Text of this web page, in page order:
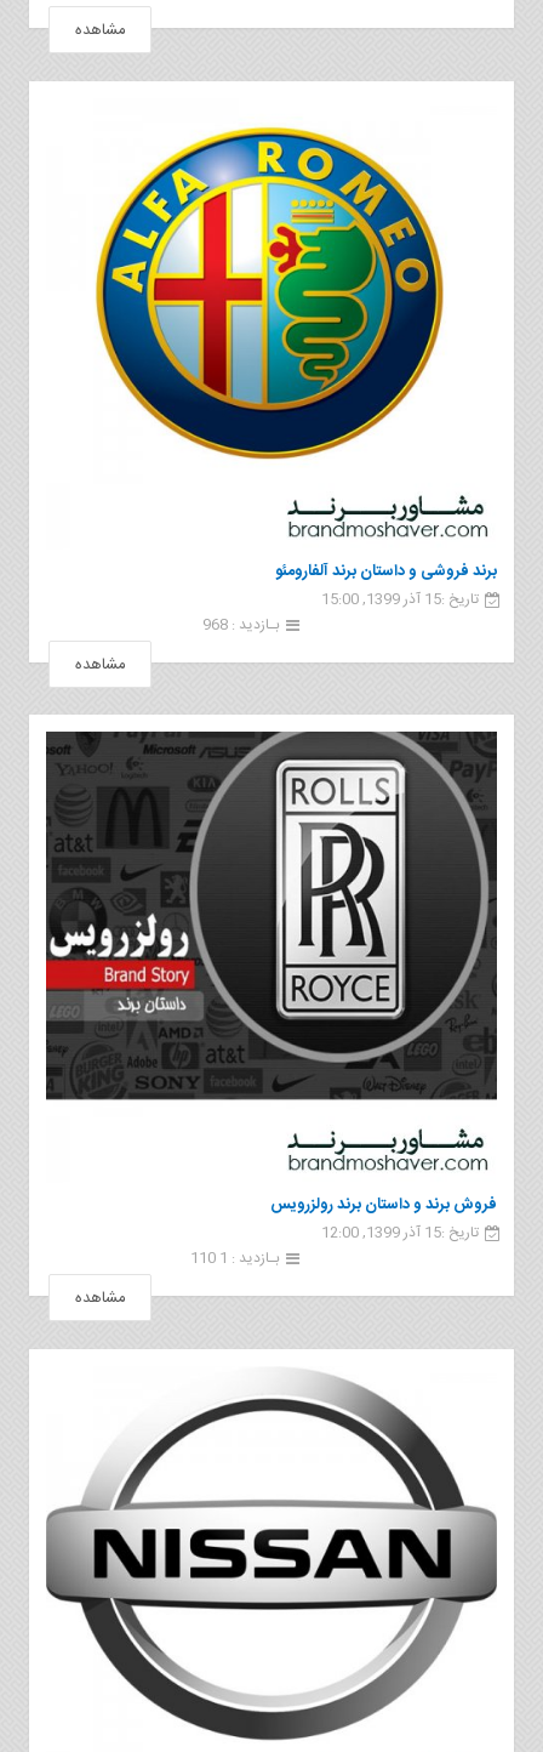
مشاهده
برند فروشی و داستان برند آلفارومئو
تاریخ :15 آذر 1399, 15:00
بـازدید : 968
مشاهده
فروش برند و داستان برند رولزرویس
تاریخ :15 آذر 1399, 12:00
بـازدید : 1 110
مشاهده